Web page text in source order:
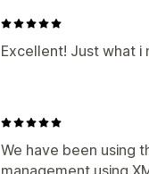
Excellent! Just what
We have been using
management using